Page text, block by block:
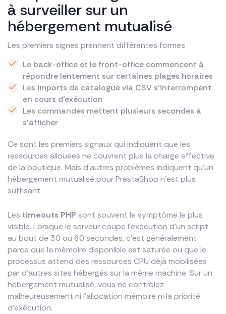
à surveiller sur un
hébergement mutualisé
Les premiers signes prennent différentes formes :
Le back-office et le front-office commencent à
répondre lentement sur certaines plages horaires
Les imports de catalogue via CSV s’interrompent
en cours d’exécution
Les commandes mettent plusieurs secondes à
s’afficher
Ce sont les premiers signaux qui indiquent que les
ressources allouées ne couvrent plus la charge effective
de la boutique. Mais d’autres problèmes indiquent qu’un
hébergement mutualisé pour PrestaShop n’est plus
suffisant.
Les timeouts PHP sont souvent le symptôme le plus
visible. Lorsque le serveur coupe l’exécution d’un script
au bout de 30 ou 60 secondes, c’est généralement
parce que la mémoire disponible est saturée ou que le
processus attend des ressources CPU déjà mobilisées
par d’autres sites hébergés sur la même machine. Sur un
hébergement mutualisé, vous ne contrôlez
malheureusement ni l’allocation mémoire ni la priorité
d’exécution.